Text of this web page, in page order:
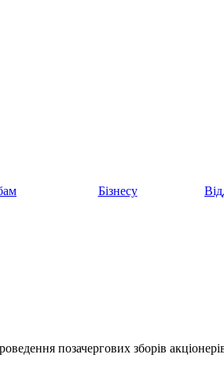
Бізнесу
позачергових зборів